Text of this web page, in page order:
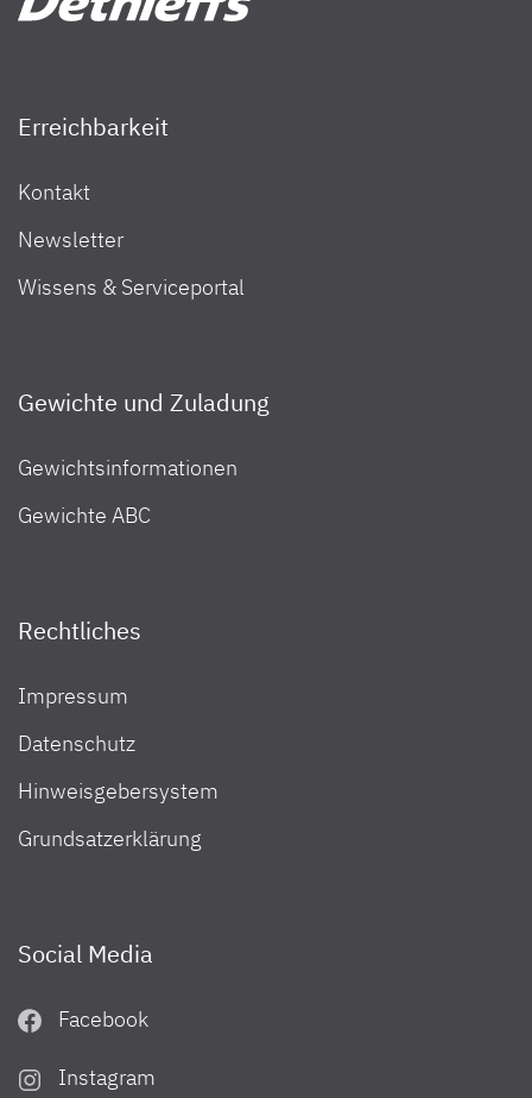
Erreichbarkeit
Kontakt
Newsletter
Wissens & Serviceportal
Gewichte und Zuladung
Gewichtsinformationen
Gewichte ABC
Rechtliches
Impressum
Datenschutz
Hinweisgebersystem
Grundsatzerklärung
Social Media
Facebook
Instagram